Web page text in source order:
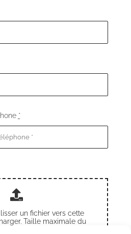
*
un fichier vers cette
Taille maximale du